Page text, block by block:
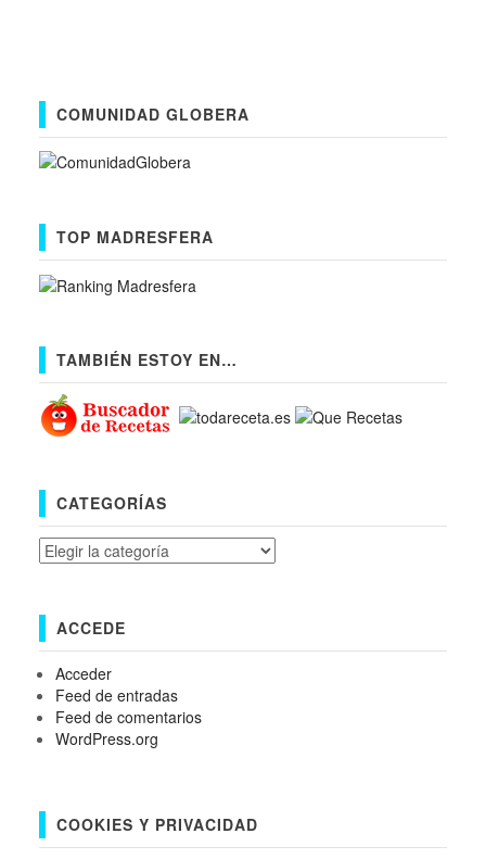
COMUNIDAD GLOBERA
TOP MADRESFERA
TAMBIÉN ESTOY EN…
CATEGORÍAS
Categorías
ACCEDE
Acceder
Feed de entradas
Feed de comentarios
WordPress.org
COOKIES Y PRIVACIDAD